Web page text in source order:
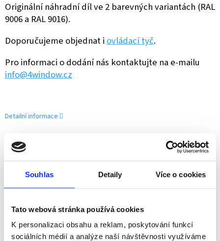
Souhlas Detaily Více o cookies
Tato webová stránka používá cookies
K personalizaci obsahu a reklam, poskytování funkcí
sociálních médií a analýze naší návštěvnosti využíváme
Originální náhradní díl ve 2 barevných variantách (RAL
9006 a RAL 9016).
Doporučujeme objednat iovládací tyč.
Pro informaci o dodání nás kontaktujte na e-mailu
info@4window.cz
Detailní informace
Schüco partner
Jsme oficiální prodejce a servis